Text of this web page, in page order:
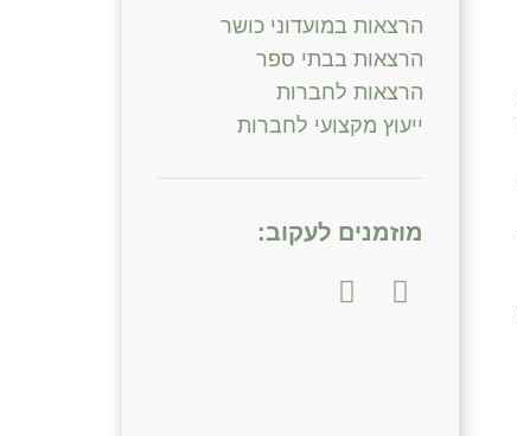
הרצאות במועדוני כושר
הרצאות בבתי ספר
הרצאות לחברות
ייעוץ מקצועי לחברות
מוזמנים לעקוב: